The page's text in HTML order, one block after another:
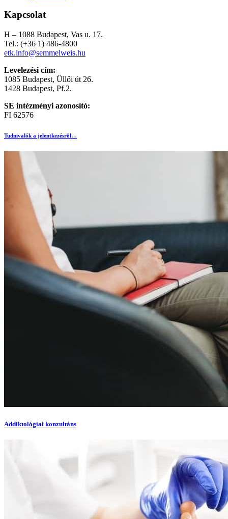
Kapcsolat
H – 1088 Budapest, Vas u. 17.
Tel.: (+36 1) 486-4800
etk.info@semmelweis.hu
Levelezési cím:
1085 Budapest, Üllői út 26.
1428 Budapest, Pf.2.
SE intézményi azonosító:
FI 62576
Tudnivalók a jelentkezésről…
Addiktológiai konzultáns